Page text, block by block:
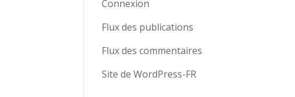
Connexion
Flux des publications
Flux des commentaires
Site de WordPress-FR